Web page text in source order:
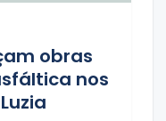
obras
nos